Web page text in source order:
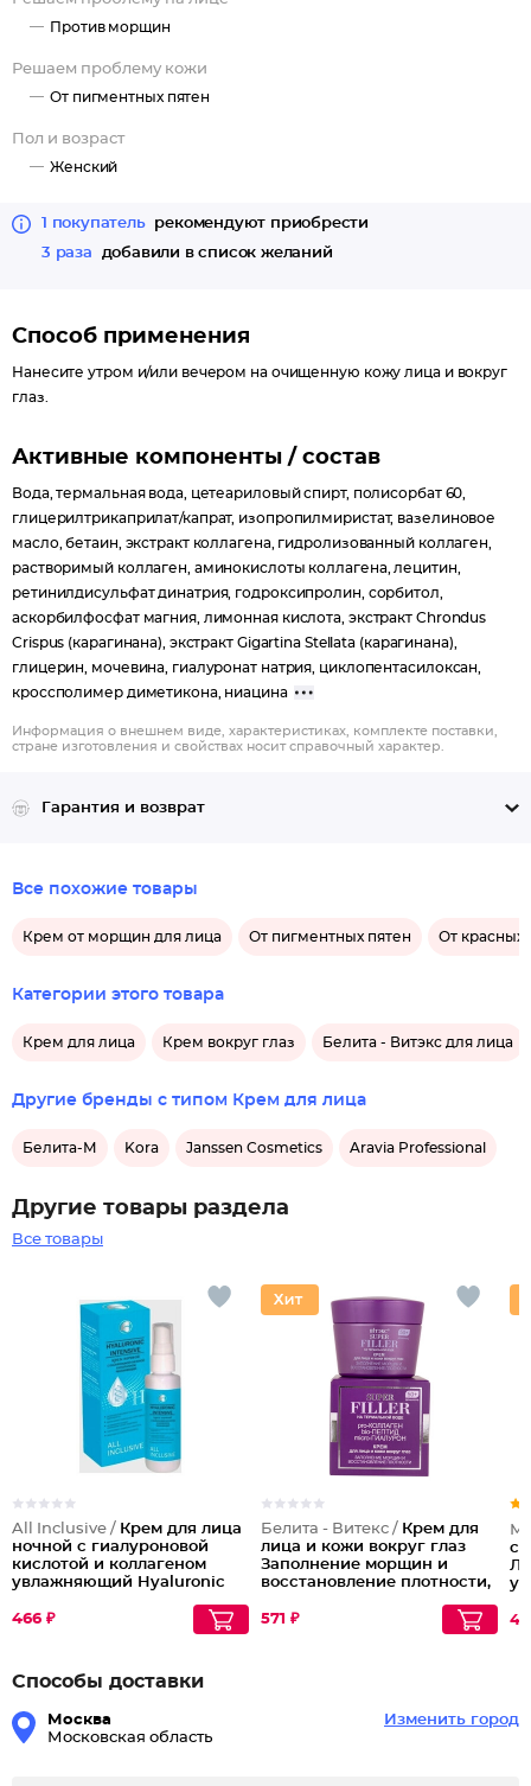
для восстановления гидролипидного баланса, эластичности и
сияния.
нормализуется уровень увлажненности кожи, разглаживаются
Подходит для кожи любого типа, в том числе чувствительной,
склонной к куперозу, раздражениям и покраснениям.
Против морщин
Решаем проблему кожи
От пигментных пятен
Пол и возраст
Женский
1 покупатель
рекомендуют приобрести
3 раза
добавили в список желаний
Способ применения
Нанесите утром и/или вечером на очищенную кожу лица и вокруг
глаз.
Активные компоненты / состав
Вода, термальная вода, цетеариловый спирт, полисорбат 60,
глицерилтрикаприлат/капрат, изопропилмиристат, вазелиновое
масло, бетаин, экстракт коллагена, гидролизованный коллаген,
растворимый коллаген, аминокислоты коллагена, лецитин,
ретинилдисульфат динатрия, годроксипролин, сорбитол,
аскорбилфосфат магния, лимонная кислота, экстракт Chrondus
Crispus (карагинана), экстракт Gigartina Stellata (карагинана),
глицерин, мочевина, гиалуронат натрия, циклопентасилоксан,
кроссполимер диметикона, ниацина
Информация о внешнем виде, характеристиках, комплекте поставки,
стране изготовления и свойствах носит справочный характер.
Гарантия и возврат
Все похожие товары
Крем от морщин для лица От пигментных пятен От красных
Категории этого товара
Крем для лица Крем вокруг глаз Белита - Витэкс для лица
Другие бренды с типом Крем для лица
Белита-М Kora Janssen Cosmetics Aravia Professional
Другие товары раздела
Все товары
All Inclusive / Крем для лица
ночной с гиалуроновой
кислотой и коллагеном
увлажняющий Hyaluronic
466 ₽
Белита - Витекс / Крем для
лица и кожи вокруг глаз
Заполнение морщин и
восстановление плотности,
571 ₽
Способы доставки
Москва
Московская область
Изменить город